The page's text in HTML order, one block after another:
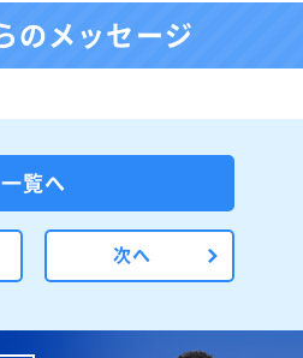
のメッセージ
一覧へ
次へ